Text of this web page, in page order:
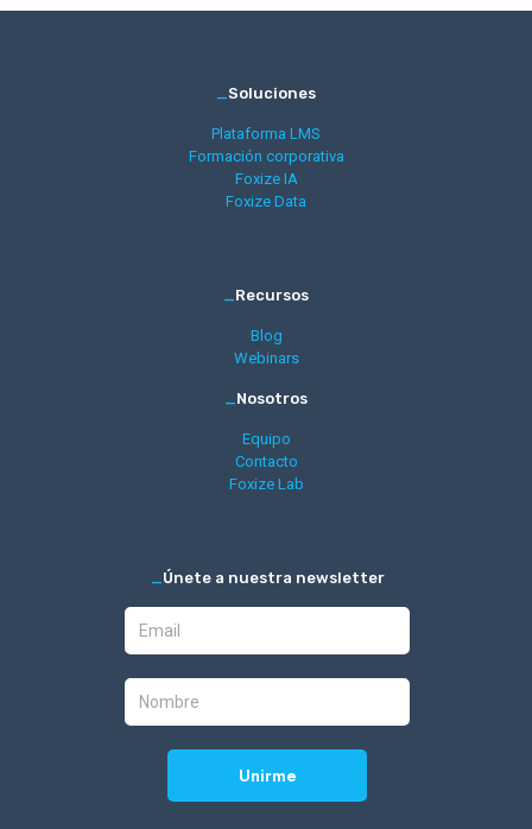
_Soluciones
Plataforma LMS
Formación corporativa
Foxize IA
Foxize Data
_Recursos
Blog
Webinars
_Nosotros
Equipo
Contacto
Foxize Lab
_Únete a nuestra newsletter